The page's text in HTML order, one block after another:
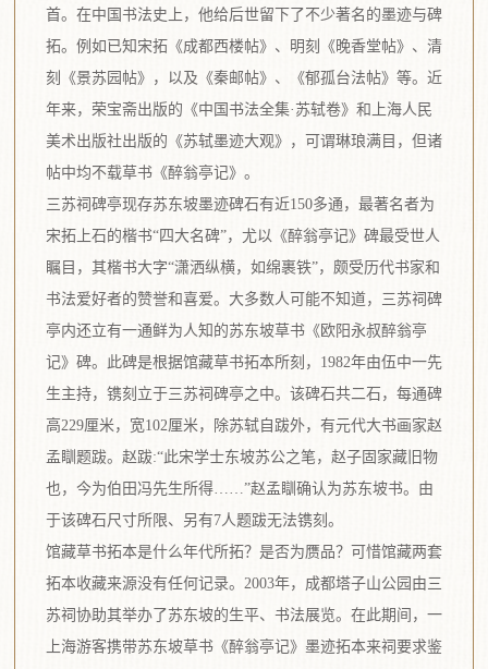
首。在中国书法史上，他给后世留下了不少著名的墨迹与碑
拓。例如已知宋拓《成都西楼帖》、明刻《晚香堂帖》、清
刻《景苏园帖》，以及《秦邮帖》、《郁孤台法帖》等。近
年来，荣宝斋出版的《中国书法全集·苏轼卷》和上海人民
美术出版社出版的《苏轼墨迹大观》，可谓琳琅满目，但诸
帖中均不载草书《醉翁亭记》。
三苏祠碑亭现存苏东坡墨迹碑石有近150多通，最著名者为
宋拓上石的楷书“四大名碑”，尤以《醉翁亭记》碑最受世人
瞩目，其楷书大字“潇洒纵横，如绵裹铁”，颇受历代书家和
书法爱好者的赞誉和喜爱。大多数人可能不知道，三苏祠碑
亭内还立有一通鲜为人知的苏东坡草书《欧阳永叔醉翁亭
记》碑。此碑是根据馆藏草书拓本所刻，1982年由伍中一先
生主持，镌刻立于三苏祠碑亭之中。该碑石共二石，每通碑
高229厘米，宽102厘米，除苏轼自跋外，有元代大书画家赵
孟瞓题跋。赵跋:“此宋学士东坡苏公之笔，赵子固家藏旧物
也，今为伯田冯先生所得……”赵孟瞓确认为苏东坡书。由
于该碑石尺寸所限、另有7人题跋无法镌刻。
馆藏草书拓本是什么年代所拓？是否为赝品？可惜馆藏两套
拓本收藏来源没有任何记录。2003年，成都塔子山公园由三
苏祠协助其举办了苏东坡的生平、书法展览。在此期间，一
上海游客携带苏东坡草书《醉翁亭记》墨迹拓本来祠要求鉴